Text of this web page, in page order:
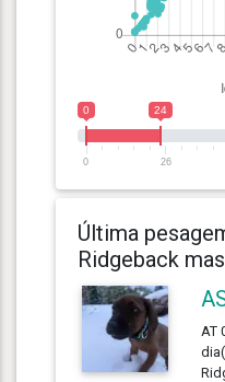
0 24
0 26
Última
Ridgeback
AT